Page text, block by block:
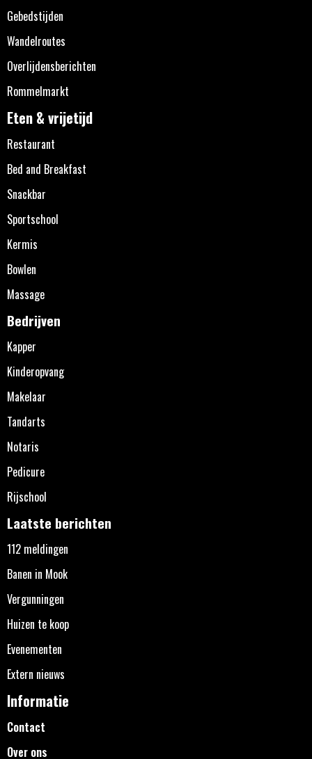
Gebedstijden
Wandelroutes
Overlijdensberichten
Rommelmarkt
Eten & vrijetijd
Restaurant
Bed and Breakfast
Snackbar
Sportschool
Kermis
Bowlen
Massage
Bedrijven
Kapper
Kinderopvang
Makelaar
Tandarts
Notaris
Pedicure
Rijschool
Laatste berichten
112 meldingen
Banen in Mook
Vergunningen
Huizen te koop
Evenementen
Extern nieuws
Informatie
Contact
Over ons